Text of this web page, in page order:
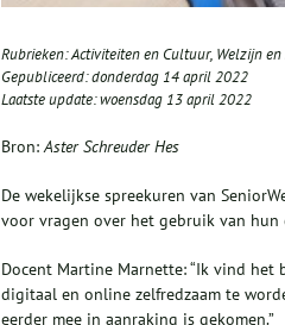
Rubrieken:Activiteiten en Cultuur, Welzijn en
Gepubliceerd:donderdag 14 april 2022
Laatste update:woensdag 13 april 2022
Bron:Aster Schreuder Hes
De wekelijkse spreekuren van Seni
voor vragen over het gebruik van
Docent Martine Marnette: “Ik vind
digitaal en online zelfredzaam te
eerder mee in aanraking is gekomen.”